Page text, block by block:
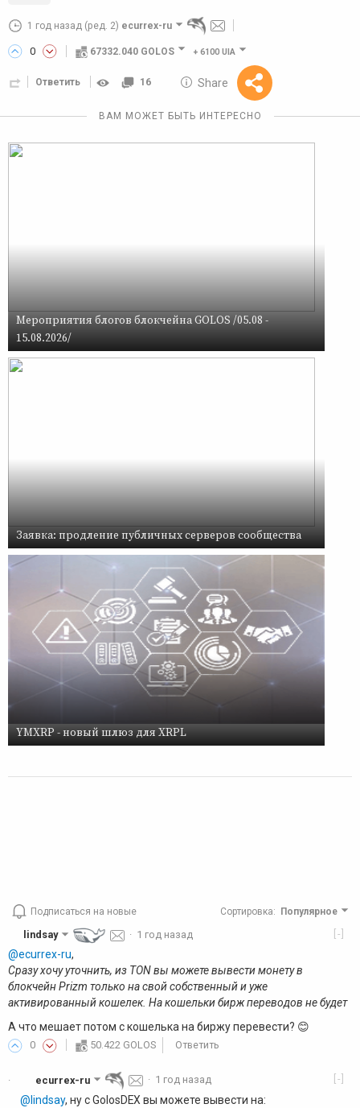
1 год назад (ред. 2) ecurrex-ru
0 67332.040 GOLOS +6100 UIA
Ответить 16 Share
Reward
10 GOLOS
ВАМ МОЖЕТ БЫТЬ ИНТЕРЕСНО
Мероприятия блогов блокчейна GOLOS /05.08 -
15.08.2026/
Заявка: продление публичных серверов сообщества
YMXRP - новый шлюз для XRPL
Подписаться на новые Сортировка: Популярное
[-]
lindsay · 1 год назад
@ecurrex-ru,
Сразу хочу уточнить, из TON вы можете вывести монету в
блокчейн Prizm только на свой собственный и уже
активированный кошелек. На кошельки бирж переводов не будет
А что мешает потом с кошелька на биржу перевести? 😊
0 50.422 GOLOS Ответить
· [-]
ecurrex-ru · 1 год назад
@lindsay, ну с GolosDEX вы можете вывести на: